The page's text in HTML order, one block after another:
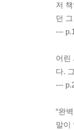
저
던
---
어린
다.
---
“완
말이